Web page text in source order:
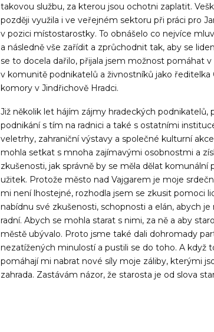
takovou službu, za kterou jsou ochotni zaplatit.
později využila i ve veřejném sektoru při práci pro
v pozici místostarostky. To obnášelo co nejvíce
a následně vše zařídit a zprůchodnit tak, aby se
se to docela dařilo, přijala jsem možnost pomáhat
v komunitě podnikatelů a živnostníků jako ředitelka
komory v Jindřichově Hradci.
Již několik let hájím zájmy hradeckých
podnikání s tím na radnici a také s ostatními
veletrhy, zahraniční výstavy a společné kulturní
mohla setkat s mnoha zajímavými osobnostmi a
zkušenosti, jak správně by se měla dělat komunální
užitek. Protože město nad Vajgarem je moje
mi není lhostejné, rozhodla jsem se zkusit pomoci
nabídnu své zkušenosti, schopnosti a elán, abych
radní. Abych se mohla starat s nimi, za ně a aby
městě ubývalo. Proto jsme také dali dohromady
nezatížených minulostí a pustili se do toho. A když
pomáhají mi nabrat nové síly moje záliby, kterými
zahrada. Zastávám názor, že starosta je od slova